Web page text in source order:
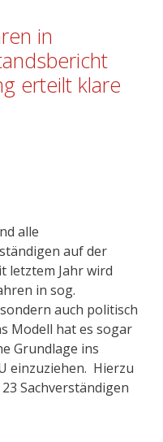
in
erteilt klare
alle
auf der
letztem Jahr wird
in sog.
auch politisch
Modell hat es sogar
Grundlage ins
einzuziehen. Hierzu
Sachverständigen